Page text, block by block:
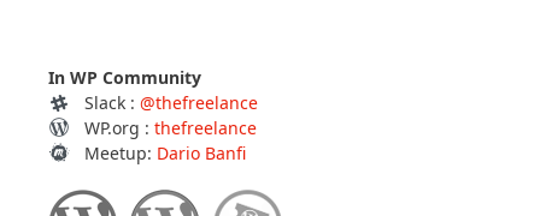
In WP Community
Slack : @thefreelance
WP.org : thefreelance
Meetup: Dario Banfi